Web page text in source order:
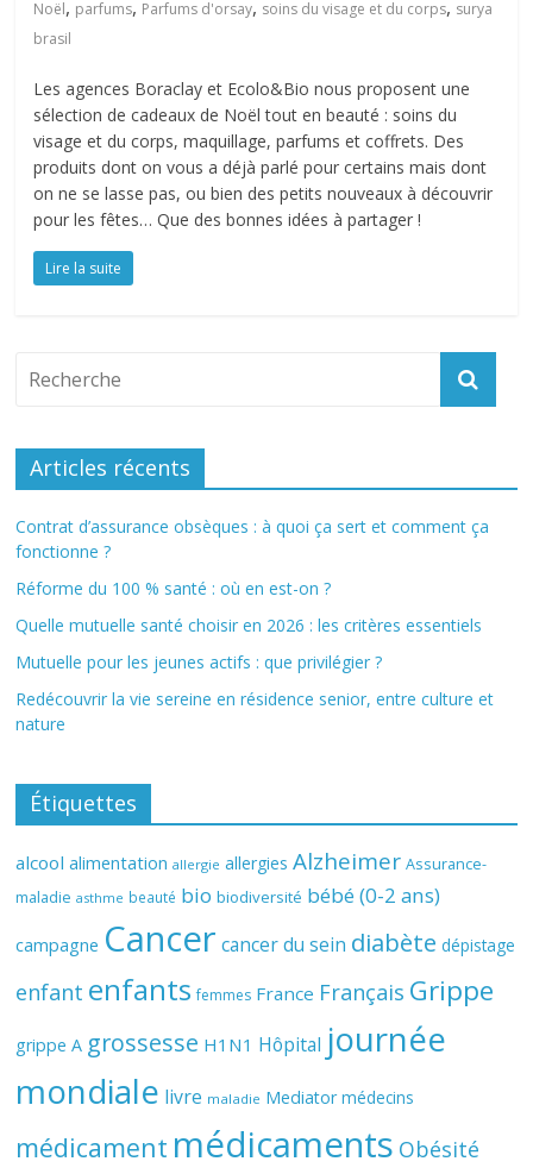
Noël, parfums, Parfums d'orsay, soins du visage et du corps, surya
brasil
Les agences Boraclay et Ecolo&Bio nous proposent une
sélection de cadeaux de Noël tout en beauté : soins du
visage et du corps, maquillage, parfums et coffrets. Des
produits dont on vous a déjà parlé pour certains mais dont
on ne se lasse pas, ou bien des petits nouveaux à découvrir
pour les fêtes… Que des bonnes idées à partager !
Lire la suite
Articles récents
Contrat d’assurance obsèques : à quoi ça sert et comment ça
fonctionne ?
Réforme du 100 % santé : où en est-on ?
Quelle mutuelle santé choisir en 2026 : les critères essentiels
Mutuelle pour les jeunes actifs : que privilégier ?
Redécouvrir la vie sereine en résidence senior, entre culture et
nature
Étiquettes
alcool alimentation allergie allergies Alzheimer Assurance-
maladie asthme beauté bio biodiversité bébé (0-2 ans)
campagne Cancer cancer du sein diabète dépistage
enfant enfants femmes France Français Grippe
grippe A grossesse H1N1 Hôpital journée
mondiale livre maladie Mediator médecins
médicament médicaments Obésité